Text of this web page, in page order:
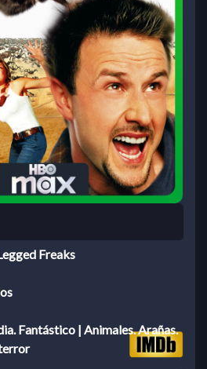
Freaks
Fantástico | Animales. Arañas.